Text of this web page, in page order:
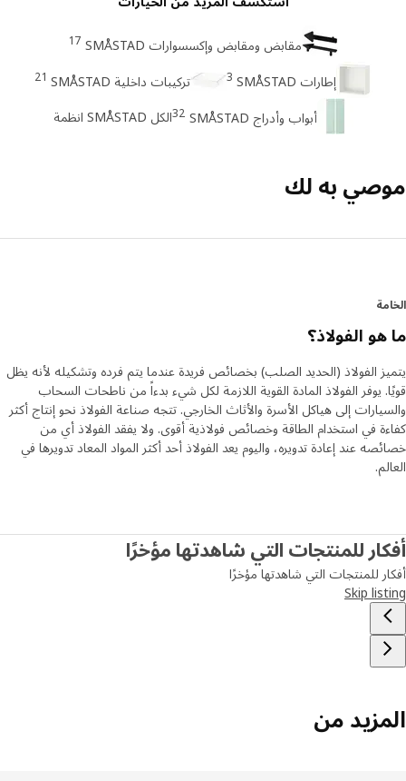
مقابض ومقابض وإكسسوارات SMÅSTAD 17
إطارات SMÅSTAD 3 تركيبات داخلية SMÅSTAD 21
أبواب وأدراج SMÅSTAD 32الكل SMÅSTAD انظمة
به لك
الفولاذ؟
الفولاذ (الحديد الصلب) بخصائص فريدة عندما يتم فرده وتشكيله لأنه يظل
يوفر الفولاذ المادة القوية اللازمة لكل شيء بدءاً من ناطحات السحاب
إلى هياكل الأسرة والأثاث الخارجي. تتجه صناعة الفولاذ نحو إنتاج أكثر
في استخدام الطاقة وخصائص فولاذية أقوى. ولا يفقد الفولاذ أي من
عند إعادة تدويره، واليوم يعد الفولاذ أحد أكثر المواد المعاد تدويرها في
للمنتجات التي شاهدتها مؤخرًا
للمنتجات التي شاهدتها مؤخرًا
Skip
من